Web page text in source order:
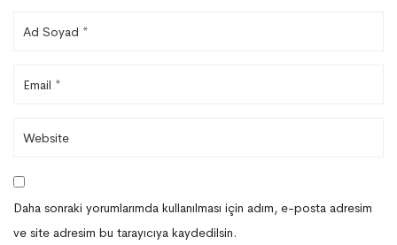
Daha sonraki yorumlarımda kullanılması için adım, e-posta adresim
ve site adresim bu tarayıcıya kaydedilsin.